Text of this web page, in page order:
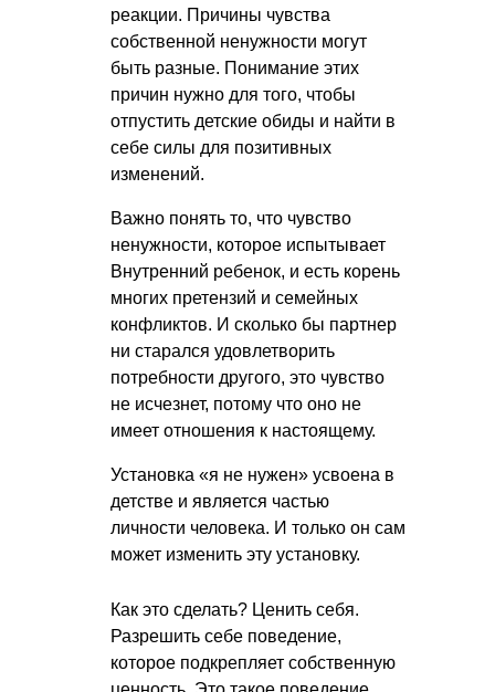
реакции. Причины чувства
собственной ненужности могут
быть разные. Понимание этих
причин нужно для того, чтобы
отпустить детские обиды и найти в
себе силы для позитивных
изменений.
Важно понять то, что чувство
ненужности, которое испытывает
Внутренний ребенок, и есть корень
многих претензий и семейных
конфликтов. И сколько бы партнер
ни старался удовлетворить
потребности другого, это чувство
не исчезнет, потому что оно не
имеет отношения к настоящему.
Установка «я не нужен» усвоена в
детстве и является частью
личности человека. И только он сам
может изменить эту установку.
Как это сделать? Ценить себя.
Разрешить себе поведение,
которое подкрепляет собственную